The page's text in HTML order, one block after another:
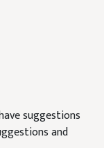
suggestions
and